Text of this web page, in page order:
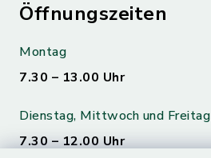
Öffnungszeiten
Montag
7.30 – 13.00 Uhr
Dienstag, Mittwoch und Freitag
7.30 – 12.00 Uhr